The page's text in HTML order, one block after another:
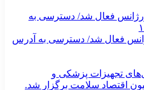
فعال شد/ دسترسی به آدرس